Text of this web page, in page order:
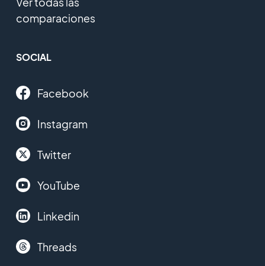
comparaciones
SOCIAL
Facebook
Instagram
Twitter
YouTube
Linkedin
Threads